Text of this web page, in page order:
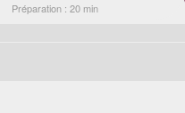
Préparation : 20 min